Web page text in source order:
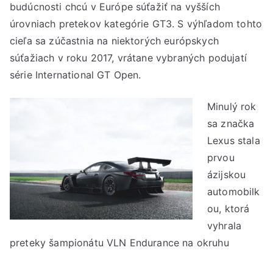
budúcnosti chcú v Európe súťažiť na vyšších
úrovniach pretekov kategórie GT3. S výhľadom tohto
cieľa sa zúčastnia na niektorých európskych
súťažiach v roku 2017, vrátane vybraných podujatí
série International GT Open.
Minulý rok
sa značka
Lexus stala
prvou
ázijskou
automobilk
ou, ktorá
vyhrala
preteky šampionátu VLN Endurance na okruhu